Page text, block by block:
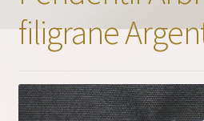
filigrane